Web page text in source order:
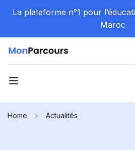
La plateforme n°1 pour
Maroc
Home Actualités